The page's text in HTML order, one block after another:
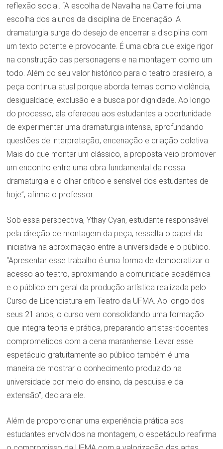
reflexão social. “A escolha de Navalha na Carne foi uma
escolha dos alunos da disciplina de Encenação. A
dramaturgia surge do desejo de encerrar a disciplina com
um texto potente e provocante. É uma obra que exige rigor
na construção das personagens e na montagem como um
todo. Além do seu valor histórico para o teatro brasileiro, a
peça continua atual porque aborda temas como violência,
desigualdade, exclusão e a busca por dignidade. Ao longo
do processo, ela ofereceu aos estudantes a oportunidade
de experimentar uma dramaturgia intensa, aprofundando
questões de interpretação, encenação e criação coletiva.
Mais do que montar um clássico, a proposta veio promover
um encontro entre uma obra fundamental da nossa
dramaturgia e o olhar crítico e sensível dos estudantes de
hoje”, afirma o professor.
Sob essa perspectiva, Ythay Cyan, estudante responsável
pela direção de montagem da peça, ressalta o papel da
iniciativa na aproximação entre a universidade e o público.
“Apresentar esse trabalho é uma forma de democratizar o
acesso ao teatro, aproximando a comunidade acadêmica
e o público em geral da produção artística realizada pelo
Curso de Licenciatura em Teatro da UFMA. Ao longo dos
seus 21 anos, o curso vem consolidando uma formação
que integra teoria e prática, preparando artistas-docentes
comprometidos com a cena maranhense. Levar esse
espetáculo gratuitamente ao público também é uma
maneira de mostrar o conhecimento produzido na
universidade por meio do ensino, da pesquisa e da
extensão”, declara ele.
Além de proporcionar uma experiência prática aos
estudantes envolvidos na montagem, o espetáculo reafirma